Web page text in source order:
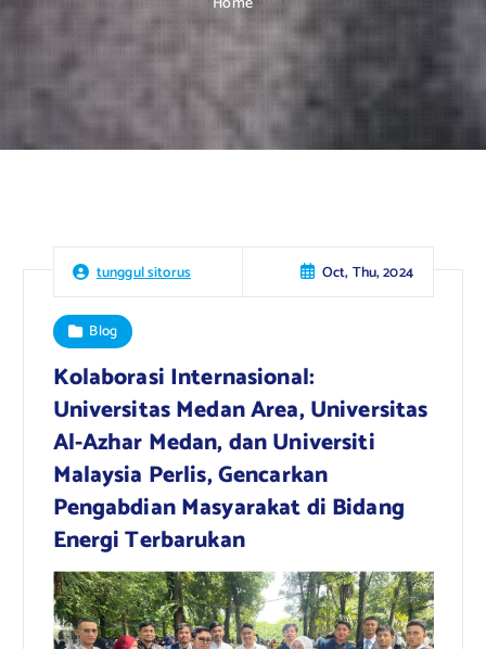
tunggul sitorus Oct, Thu, 2024
Blog
Kolaborasi Internasional:
Universitas Medan Area, Universitas
Al-Azhar Medan, dan Universiti
Malaysia Perlis, Gencarkan
Pengabdian Masyarakat di Bidang
Energi Terbarukan